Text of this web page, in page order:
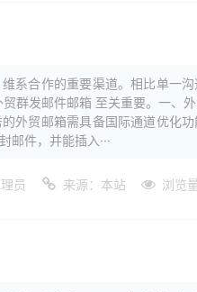
系合作的重要渠道。相比单一
群发邮件邮箱 至关重要。一、
外贸邮箱需具备国际通道优化
件，并能插入···
员 来源：本站 浏览